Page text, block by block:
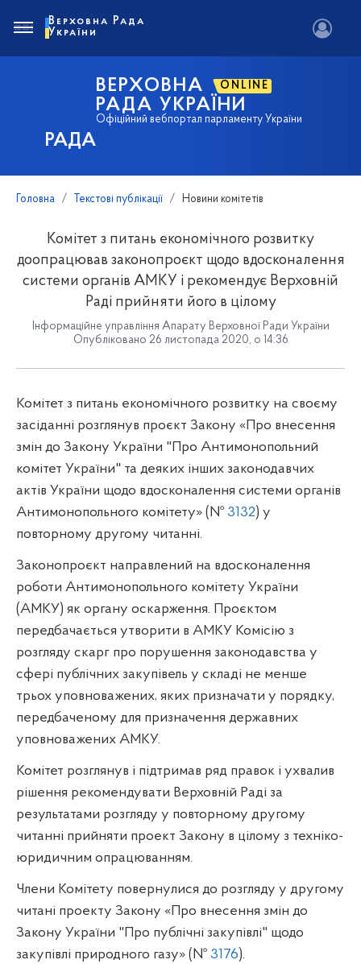
РАДА
ВЕРХОВНА ONLINE
РАДА УКРАЇНИ
Офіційний вебпортал парламенту України
Верховна Рада
України
Головна Текстові публікації Новини комітетів
Комітет з питань економічного розвитку
доопрацював законопроєкт щодо вдосконалення
системи органів АМКУ і рекомендує Верховній
Раді прийняти його в цілому
Інформаційне управління Апарату Верховної Ради України
Опубліковано 26 листопада 2020, о 14:36
Комітет з питань економічного розвитку на своєму
засіданні розглянув проєкт Закону «Про внесення
змін до Закону України "Про Антимонопольний
комітет України" та деяких інших законодавчих
актів України щодо вдосконалення системи органів
Антимонопольного комітету» (№ 3132) у
повторному другому читанні.
Законопроєкт направлений на вдосконалення
роботи Антимонопольного комітету України
(АМКУ) як органу оскарження. Проєктом
передбачається утворити в АМКУ Комісію з
розгляду скарг про порушення законодавства у
сфері публічних закупівель у складі не менше
трьох уповноважених, яких призначати у порядку,
передбаченому для призначення державних
уповноважених АМКУ.
Комітет розглянув і підтримав ряд правок і ухвалив
рішення рекомендувати Верховній Раді за
результатами розгляду у повторному другому
читанні прийняти проект Закону в цілому з техніко-
юридичним опрацюванням.
Члени Комітету повернулися до розгляду у другому
читані проекту Закону «Про внесення змін до
Закону України "Про публічні закупівлі" щодо
закупівлі природного газу» (№ 3176).